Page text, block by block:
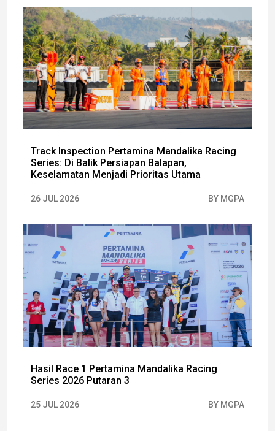
Track Inspection Pertamina Mandalika Racing
Series: Di Balik Persiapan Balapan,
Keselamatan Menjadi Prioritas Utama
26 JUL 2026 BY MGPA
Hasil Race 1 Pertamina Mandalika Racing
Series 2026 Putaran 3
25 JUL 2026 BY MGPA